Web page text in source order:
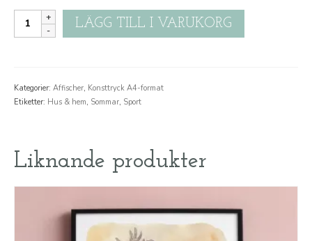
Simhall
mängd
LÄGG TILL I VARUKORG
Kategorier: Affischer, Konsttryck A4-format
Etiketter: Hus & hem, Sommar, Sport
Liknande produkter